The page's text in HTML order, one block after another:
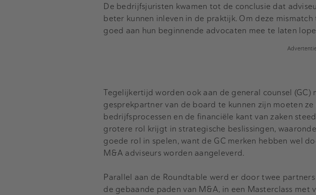
De bedrijfsjuristen kwamen tot de conclusie dat
beter kunnen inleven in de praktijk. Om deze
goed aan hun beginnende advocaten mee te laten
Tegelijkertijd worden ook aan de general counsel (GC)
gesprekpartner van de board te kunnen zijn moeten
bedrijfsprocessen en de financiële kant van zaken
grotere rol krijgt in strategische beslissingen,
goede rol in spelen, want de GC merken hebben wel
M&A adviseurs worden aangeleverd.
Parallel aan de Roundtable werd er door twee
de gebaande paden van M&A, in een Masterclass